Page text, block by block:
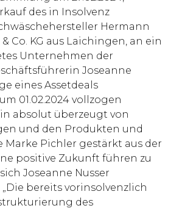
des in Insolvenz
Hermann
Co. KG aus Laichingen, an ein
Unternehmen der
Joseanne
eines Assetdeals
01.02.2024 vollzogen
absolut überzeugt von
und den Produkten und
Marke Pichler gestärkt aus der
positive Zukunft führen zu
Joseanne Nusser
bereits vorinsolvenzlich
des